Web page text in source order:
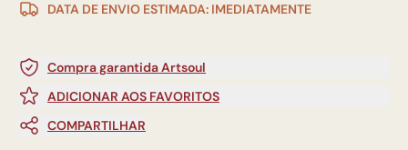
DATA DE ENVIO ESTIMADA: IMEDIATAMENTE
Compra garantida Artsoul
ADICIONAR AOS FAVORITOS
COMPARTILHAR